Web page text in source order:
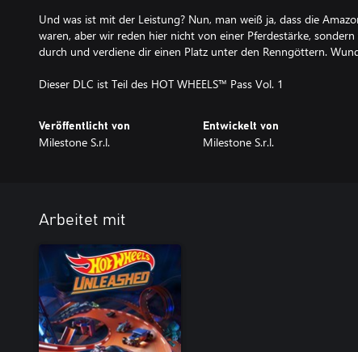
Und was ist mit der Leistung? Nun, man weiß ja, dass die
waren, aber wir reden hier nicht von einer Pferdestärke,
durch und verdiene dir einen Platz unter den Renngöttern.
Dieser DLC ist Teil des HOT WHEELS™ Pass Vol. 1
Veröffentlicht von
Milestone S.r.l.
Entwickelt von
Milestone S.r.l.
Arbeitet mit